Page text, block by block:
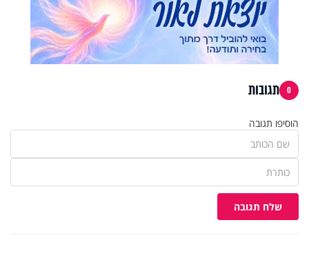
0 תגובות
הוסיפו תגובה
שלח תגובה